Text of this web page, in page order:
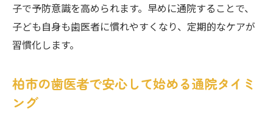
小児歯科で矯正を始める適切な時期とは
柏市で矯正相談できる歯医者の選び方
矯正治療に強い小児歯科のメリット解説
歯医者選びで重視すべき矯正対応力
子で予防意識を高められます。早めに通院することで、
子ども自身も歯医者に慣れやすくなり、定期的なケアが
習慣化します。
柏市の歯医者で安心して始める通院タイミ
ング